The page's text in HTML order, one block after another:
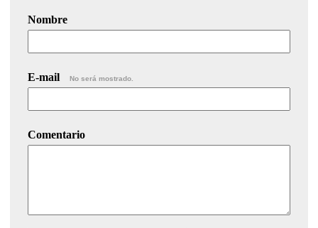
Nombre
E-mail No será mostrado.
Comentario